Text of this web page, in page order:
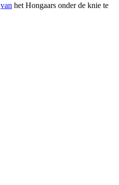
van het Hongaars onder de knie te